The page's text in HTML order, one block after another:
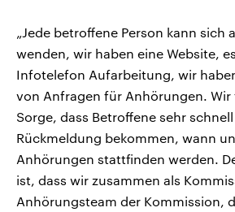
„Jede betroffene Person kann sich
wenden, wir haben eine Website,
Infotelefon Aufarbeitung, wir
von Anfragen für Anhörungen.
Sorge, dass Betroffene sehr
Rückmeldung bekommen, wann
Anhörungen stattfinden werden.
ist, dass wir zusammen als
Anhörungsteam der Kommission,